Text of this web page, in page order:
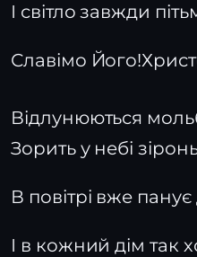
І світло завжди
Славімо
Відлунюються
Зорить у небі
В повітрі вже панує
І в кожний дім так